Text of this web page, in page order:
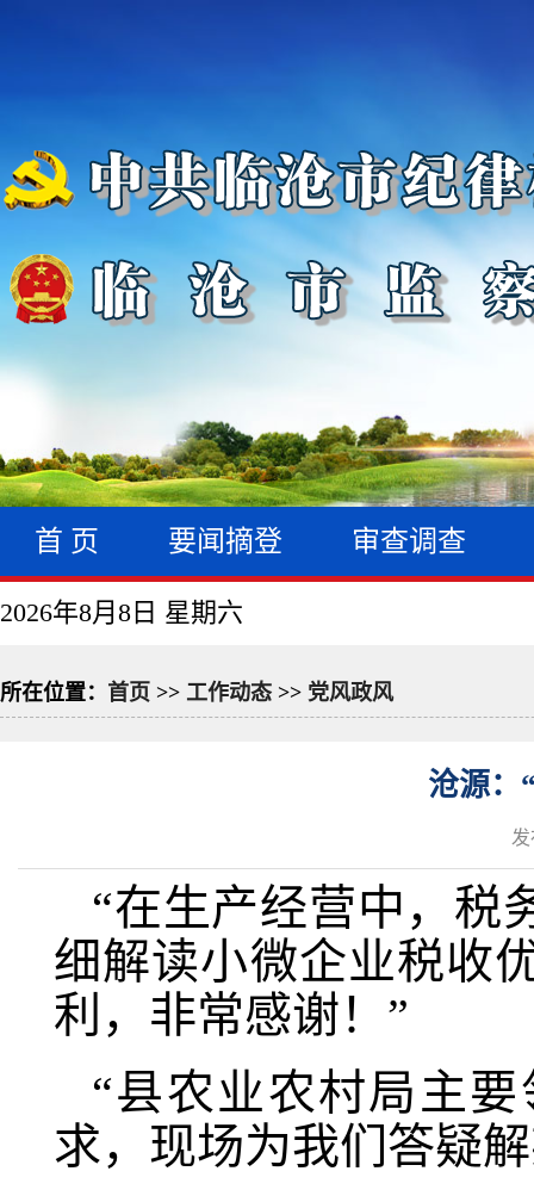
首 页 要闻摘登 审查调查
2026年8月8日 星期六
所在位置： 首页 >> 工作动态 >> 党风政风
沧源：
“在生产经营中，税
细解读小微企业税收
利，非常感谢！”
“县农业农村局主
求，现场为我们答疑